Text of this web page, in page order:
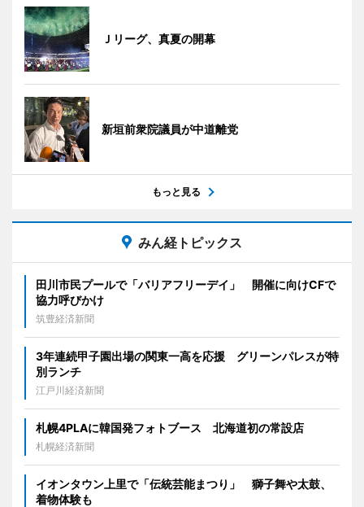
Ｊリーグ、真夏の開幕
新垣前衆院議員が中道離党
もっと見る
みん経トピックス
田川市民プールで「バリアフリーデイ」 開催に向けCFで
協力呼びかけ
筑豊経済新聞
3年連続甲子園出場の関東一高を応援 グリーンパレスが特
別ランチ
江戸川経済新聞
札幌4PLAに韓国発フォトブース 北海道初の常設店
札幌経済新聞
イオンタウン上里で「伝統芸能まつり」 獅子舞や太鼓、
着物体験も